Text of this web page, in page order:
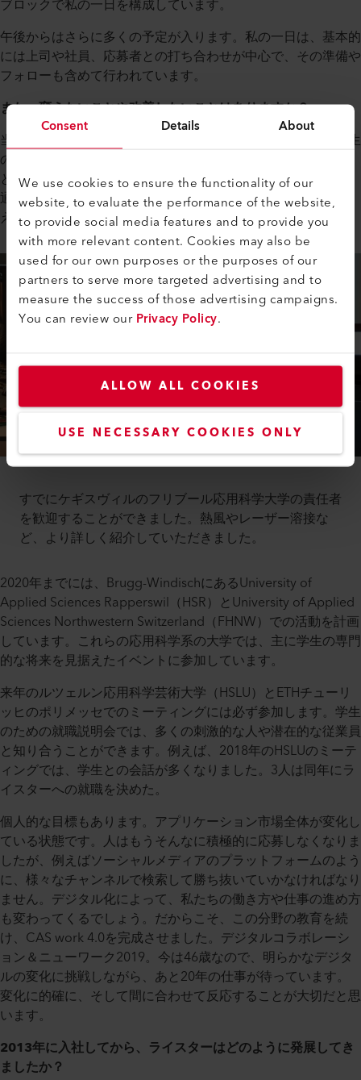
Consent Details About
We use cookies to ensure the functionality of our
website, to evaluate the performance of the website,
to provide social media features and to provide you
with more relevant content. Cookies may also be
used for our own purposes or the purposes of our
partners to serve more targeted advertising and to
measure the success of those advertising campaigns.
You can review ourPrivacy Policy.
ALLOW ALL COOKIES
USE NECESSARY COOKIES ONLY
ブロックで私の一日を構成しています。
午後からはさらに多くの予定が入ります。私の一日は、基本的
には上司や社員、応募者との打ち合わせが中心で、その準備や
フォローも含めて行われています。
また、変えたいことや改善したいことはありますか？
当社をもっと知ってもらえる可能性を秘めています。特に学生
の間では。そのため、ルツェルン応用科学芸術大学（HSLU）
との連携を拡大していきます。B. 今後の定期的な専門講座を
通じて また、他大学との連携をさらに密にしていきたいと考
えています。
すでにケギスヴィルのフリブール応用科学大学の責任者
を歓迎することができました。熱風やレーザー溶接な
ど、より詳しく紹介していただきました。
2020年までには、Brugg-WindischにあるUniversity of
Applied Sciences Rapperswil（HSR）とUniversity of Applied
Sciences Northwestern Switzerland（FHNW）での活動を計画
しています。これらの応用科学系の大学では、主に学生の専門
的な将来を見据えたイベントに参加しています。
来年のルツェルン応用科学芸術大学（HSLU）とETHチューリ
ッヒのポリメッセでのミーティングには必ず参加します。学生
のための就職説明会では、多くの刺激的な人や潜在的な従業員
と知り合うことができます。例えば、2018年のHSLUのミーテ
ィングでは、学生との会話が多くなりました。3人は同年にラ
イスターへの就職を決めた。
個人的な目標もあります。アプリケーション市場全体が変化し
ている状態です。人はもうそんなに積極的に応募しなくなりま
したが、例えばソーシャルメディアのプラットフォームのよう
に、様々なチャンネルで検索して勝ち抜いていかなければなり
ません。デジタル化によって、私たちの働き方や仕事の進め方
も変わってくるでしょう。だからこそ、この分野の教育を続
け、CAS work 4.0を完成させました。デジタルコラボレーシ
ョン＆ニューワーク2019。今は46歳なので、明らかなデジタ
ルの変化に挑戦しながら、あと20年の仕事が待っています。
変化に的確に、そして間に合わせて反応することが大切だと思
います。
2013年に入社してから、ライスターはどのように発展してき
ましたか？